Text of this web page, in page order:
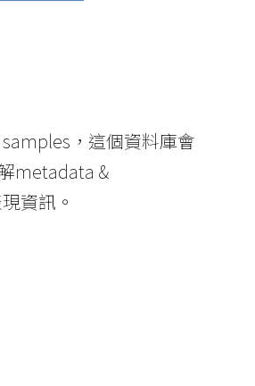
，這個資料庫會
metadata &
資訊。